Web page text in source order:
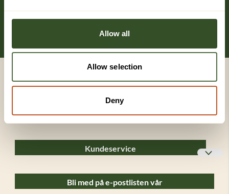
Allow all
Allow selection
Deny
Kundeservice
Ofte stilte spørsmål (FAQ)
Bli med på e-postlisten vår